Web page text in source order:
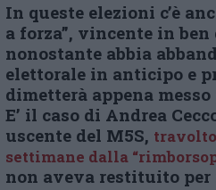
In queste elezioni c’è
a forza”, vincente in ben
nonostante abbia
elettorale in anticipo e
dimetterà appena
E’ il caso di Andrea
uscente del M5S,
settimane dalla
non aveva restituito per